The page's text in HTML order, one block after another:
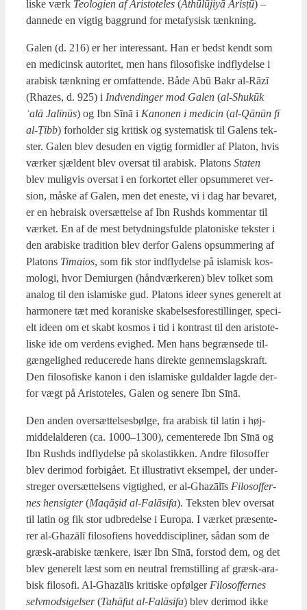
li­ske værk Teo­lo­gi­en af Ari­sto­te­les (Athūlūjiyā Arisṭū) –
dan­ne­de en vig­tig bag­grund for meta­fy­sisk tænk­ning.
Galen (d. 216) er her inter­es­sant. Han er bedst kendt som
en medi­cinsk auto­ri­tet, men hans filo­so­fi­ske ind­fly­del­se i
ara­bi­sk tænk­ning er omfat­ten­de. Både Abū Bakr al-Rāzī
(Rha­zes, d. 925) i Ind­ven­din­ger mod Galen (al-Shukūk
ʿalā Jalīnūs) og Ibn Sīnā i Kano­nen i medi­cin (al-Qānūn fī
al-Ṭibb) for­hol­der sig kri­tisk og syste­ma­tisk til Galens tek­
ster. Galen blev des­u­den en vig­tig for­mid­ler af Pla­ton, hvis
vær­ker sjæl­dent blev over­sat til ara­bi­sk. Pla­tons Sta­ten
blev mulig­vis over­sat i en for­kor­tet eller opsum­me­ret ver­
sion, måske af Galen, men det ene­ste, vi i dag har beva­ret,
er en hebra­isk over­sæt­tel­se af Ibn Rus­hds kom­men­tar til
vær­ket. En af de mest betyd­nings­ful­de pla­to­ni­ske tek­ster i
den ara­bi­ske tra­di­tion blev der­for Galens opsum­me­ring af
Pla­tons Timaios, som fik stor ind­fly­del­se på isla­misk kos­
mo­lo­gi, hvor Demi­ur­gen (hånd­vær­ke­ren) blev tol­ket som
ana­log til den isla­mi­ske gud. Pla­tons ide­er synes gene­relt at
har­mone­re tæt med kor­a­ni­ske ska­bel­ses­fo­re­stil­lin­ger, spe­ci­
elt ide­en om et skabt kos­mos i tid i kon­trast til den ari­sto­te­
li­ske ide om ver­dens evig­hed. Men hans begræn­se­de til­
gæn­ge­lig­hed redu­ce­re­de hans direk­te gen­nem­slags­kraft.
Den filo­so­fi­ske kanon i den isla­mi­ske gul­dal­der lag­de der­
for vægt på Ari­sto­te­les, Galen og sene­re Ibn Sīnā.
Den anden over­sæt­tel­ses­bøl­ge, fra ara­bi­sk til lat­in i høj­
mid­delal­de­ren (ca. 1000–1300), cemen­te­re­de Ibn Sīnā og
Ibn Rus­hds ind­fly­del­se på sko­la­stik­ken. Andre filo­sof­fer
blev der­i­mod for­bi­gå­et. Et illu­stra­tivt eksem­pel, der under­
stre­ger over­sæt­tel­sens vig­tig­hed, er al-Gha­zālīs Filo­sof­fer­
nes hen­sig­ter(Maqāṣid al-Falāsi­fa). Tek­sten blev over­sat
til lat­in og fik stor udbre­del­se i Euro­pa. I vær­ket præ­sen­te­
rer al-Gha­zālī filo­so­fi­ens hoved­di­sci­pli­ner, sådan som de
græsk-ara­bi­ske tæn­ke­re, især Ibn Sīnā, for­stod dem, og det
blev gene­relt læst som en neut­ral frem­stil­ling af græsk-ara­
bi­sk filo­so­fi. Al-Gha­zālīs kri­ti­ske opføl­ger Filo­sof­fer­nes
selv­mod­si­gel­ser(Tahā­fut al-Falāsi­fa) blev der­i­mod ikke